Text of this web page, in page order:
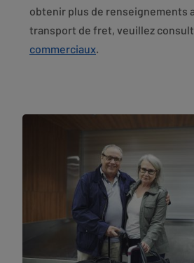
obtenir plus de renseignements
transport de fret, veuillez
commerciaux.